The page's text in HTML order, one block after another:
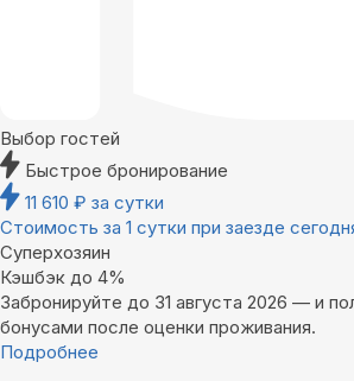
Выбор гостей
Быстрое бронирование
11 610 ₽ за сутки
Стоимость за 1 сутки при заезде
Суперхозяин
Кэшбэк до 4%
Забронируйте до 31 августа 2026 — и
бонусами после оценки проживания.
Подробнее